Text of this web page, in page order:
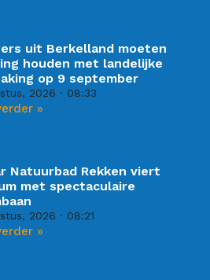
uit Berkelland moeten
houden met landelijke
op 9 september
2026 08:33
»
Natuurbad Rekken viert
met spectaculaire
2026 08:21
»